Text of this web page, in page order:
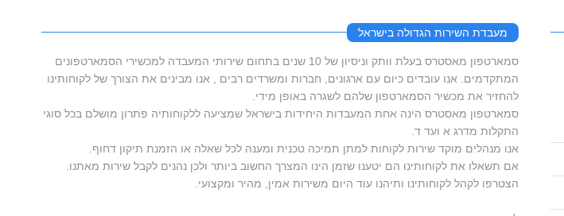
מעבדת השירות הגדולה בישראל
סמארטפון מאסטרס בעלת וותק וניסיון של 10 שנים בתחום שירותי המעבדה למכשירי הסמארטפונים
המתקדמים. אנו עובדים כיום עם ארגונים, חברות ומשרדים רבים , אנו מבינים את הצורך של לקוחותינו
להחזיר את מכשיר הסמארטפון שלהם לשגרה באופן מידי.
סמארטפון מאסטרס הינה אחת המעבדות היחידות בישראל שמציעה ללקוחותיה פתרון מושלם בכל סוגי
התקלות מדרג א ועד ד.
אנו מנהלים מוקד שירות לקוחות למתן תמיכה טכנית ומענה לכל שאלה או הזמנת תיקון דחוף.
אם תשאלו את לקוחותינו הם יטענו שזמן הינו המצרך החשוב ביותר ולכן נהנים לקבל שירות מאתנו.
הצטרפו לקהל לקוחותינו ותיהנו עוד היום משירות אמין, מהיר ומקצועי.